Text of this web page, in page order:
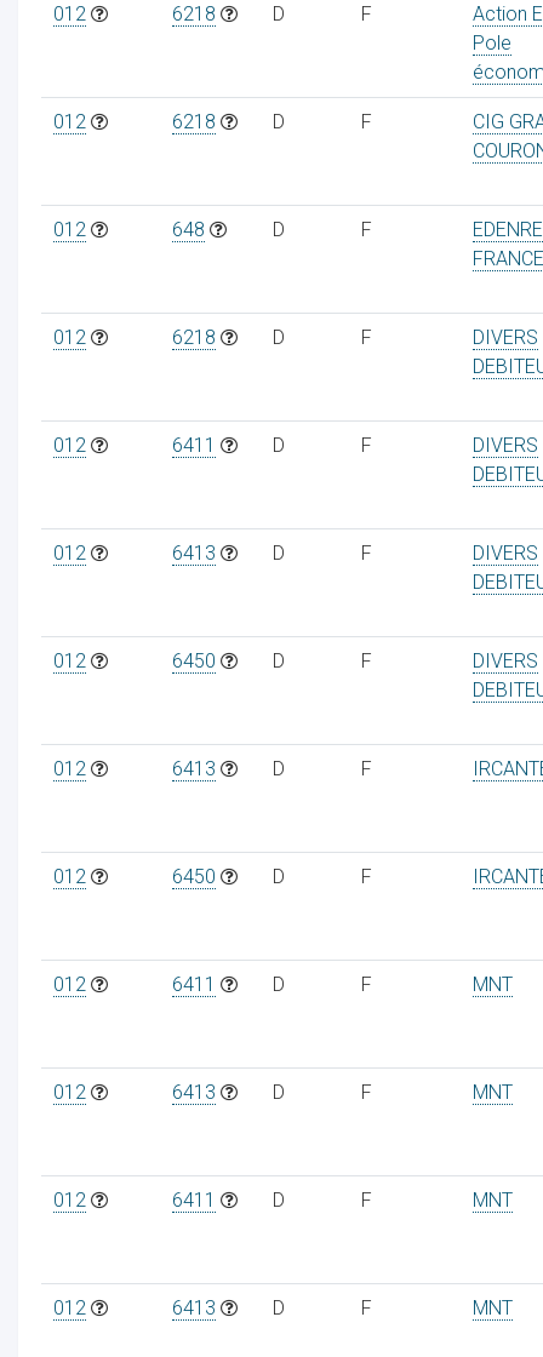
012 6218 D F
Action
Pole
012 6218 D F
CIG
012 648 D F
FRANCE
012 6218 D F
DIVERS
012 6411 D F
DIVERS
012 6413 D F
DIVERS
012 6450 D F
DIVERS
012 6413 D F
012 6450 D F
012 6411 D F MNT
012 6413 D F MNT
012 6411 D F MNT
012 6413 D F MNT